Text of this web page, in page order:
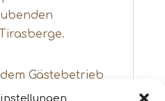
Gästebetrieb
werden hier